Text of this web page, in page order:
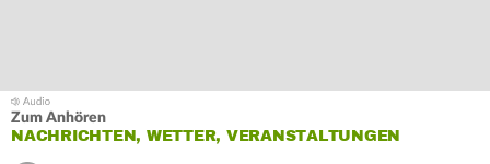
Zum Anhören
NACHRICHTEN, WETTER, VERANSTALTUNGEN